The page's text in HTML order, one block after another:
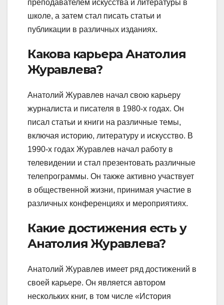
преподавателем искусства и литературы в
школе, а затем стал писать статьи и
публикации в различных изданиях.
Какова карьера Анатолия
Журавлева?
Анатолий Журавлев начал свою карьеру
журналиста и писателя в 1980-х годах. Он
писал статьи и книги на различные темы,
включая историю, литературу и искусство. В
1990-х годах Журавлев начал работу в
телевидении и стал презентовать различные
телепрограммы. Он также активно участвует
в общественной жизни, принимая участие в
различных конференциях и мероприятиях.
Какие достижения есть у
Анатолия Журавлева?
Анатолий Журавлев имеет ряд достижений в
своей карьере. Он является автором
нескольких книг, в том числе «История